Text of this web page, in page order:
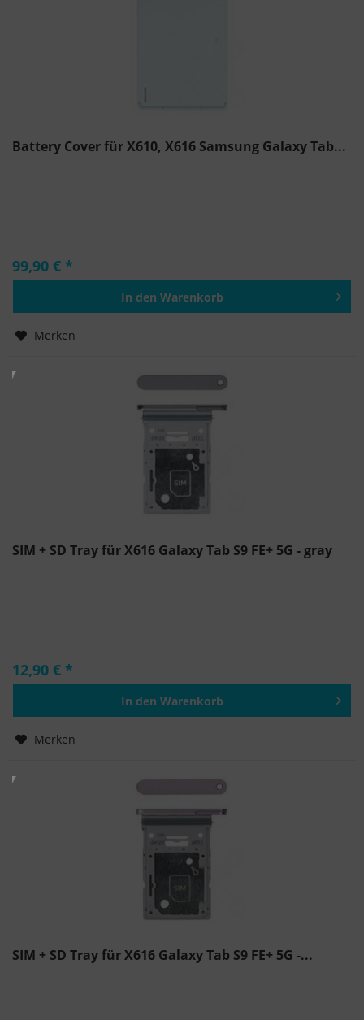
Battery Cover für X610, X616 Samsung Galaxy Tab...
99,90 € *
In den Warenkorb
Merken
SIM + SD Tray für X616 Galaxy Tab S9 FE+ 5G - gray
12,90 € *
In den Warenkorb
Merken
SIM + SD Tray für X616 Galaxy Tab S9 FE+ 5G -...